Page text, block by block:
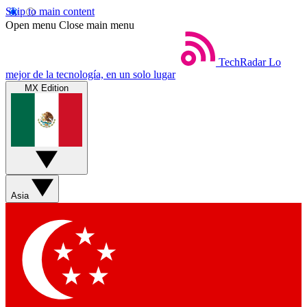
Skip to main content
Open menu Close main menu
TechRadar Lo
mejor de la tecnología, en un solo lugar
MX Edition
Asia